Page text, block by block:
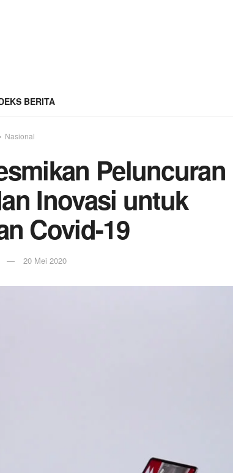
BERITA
Nasional
Peluncuran
Inovasi untuk
Covid-19
20 Mei 2020